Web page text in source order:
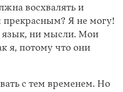
восхвалять и
прекрасным? Я не могу!
язык, ни мысли. Мои
я, потому что они
с тем временем. Но